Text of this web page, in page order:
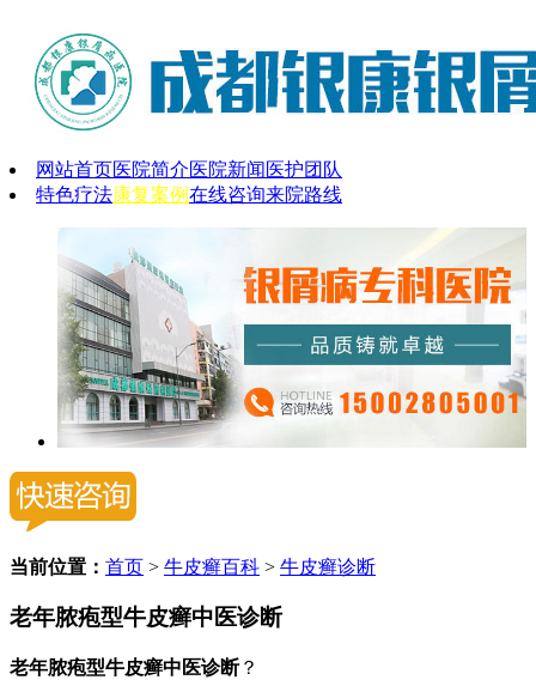
网站首页医院简介医院新闻 医护团队
特色疗法康复案例在线咨询来院路线
当前位置： 首页 > 牛皮癣百科 > 牛皮癣诊断
老年脓疱型牛皮癣中医诊断
老年脓疱型牛皮癣中医诊断？